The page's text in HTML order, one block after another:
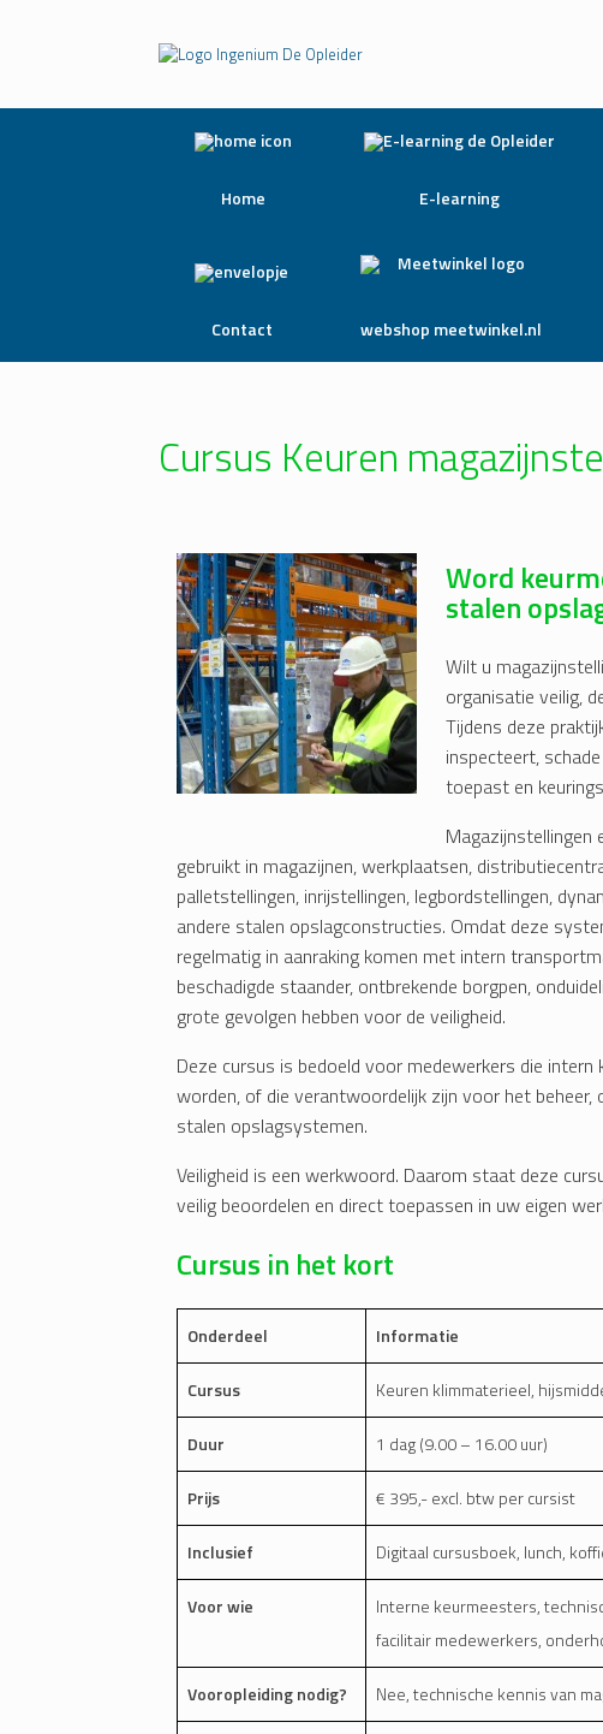
Home E-learning
Contact webshop meetwinkel.nl
Cursus Keuren
Word
stalen
Wilt u
organisatie veilig,
Tijdens deze
inspecteert,
toepast en
Magazijnstellingen
gebruikt in magazijnen, werkplaatsen,
palletstellingen, inrijstellingen, legbordstellingen,
andere stalen opslagconstructies. Omdat deze
regelmatig in aanraking komen met intern
beschadigde staander, ontbrekende borgpen,
grote gevolgen hebben voor de veiligheid.
Deze cursus is bedoeld voor medewerkers die
worden, of die verantwoordelijk zijn voor het beheer,
stalen opslagsystemen.
Veiligheid is een werkwoord. Daarom staat deze
veilig beoordelen en direct toepassen in uw eigen
Cursus in het kort
Onderdeel Informatie
Cursus Keuren klimmaterieel,
Duur 1 dag (9.00 – 16.00 uur)
Prijs € 395,- excl. btw per cursist
Inclusief Digitaal cursusboek, lunch,
Voor wie
Interne keurmeesters,
facilitair medewerkers,
Vooropleiding nodig? Nee, technische kennis van